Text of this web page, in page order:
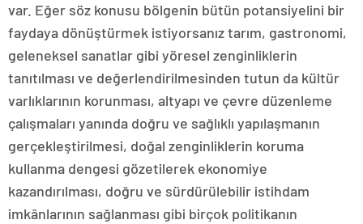
var. Eğer söz konusu bölgenin bütün potansiyelini bir
faydaya dönüştürmek istiyorsanız tarım, gastronomi,
geleneksel sanatlar gibi yöresel zenginliklerin
tanıtılması ve değerlendirilmesinden tutun da kültür
varlıklarının korunması, altyapı ve çevre düzenleme
çalışmaları yanında doğru ve sağlıklı yapılaşmanın
gerçekleştirilmesi, doğal zenginliklerin koruma
kullanma dengesi gözetilerek ekonomiye
kazandırılması, doğru ve sürdürülebilir istihdam
imkânlarının sağlanması gibi birçok politikanın